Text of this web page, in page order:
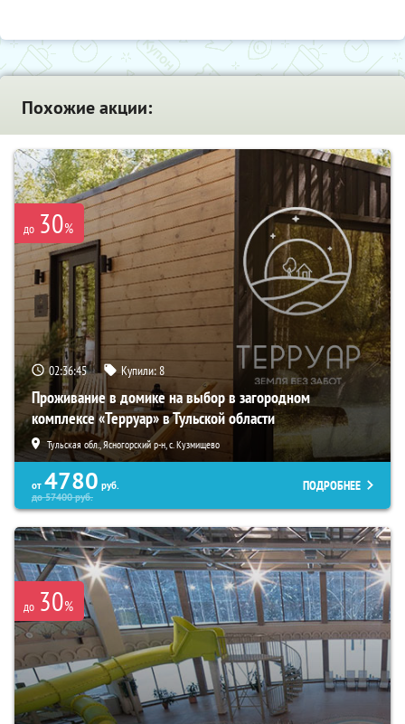
Похожие акции:
до 30%
02:36:44 Купили:8
Проживание в домике на выбор в загородном
комплексе «Терруар» в Тульской области
Тульская обл., Ясногорский р-н, с. Кузмищево
от 4780 руб.
до57400руб.
ПОДРОБНЕЕ
до 30%